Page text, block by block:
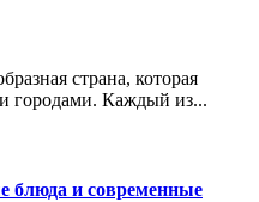
страна, которая
городами. Каждый из...
блюда и современные